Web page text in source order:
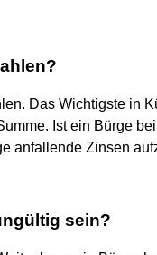
Das Wichtigste in
Ist ein Bürge
anfallende Zinsen
sein?